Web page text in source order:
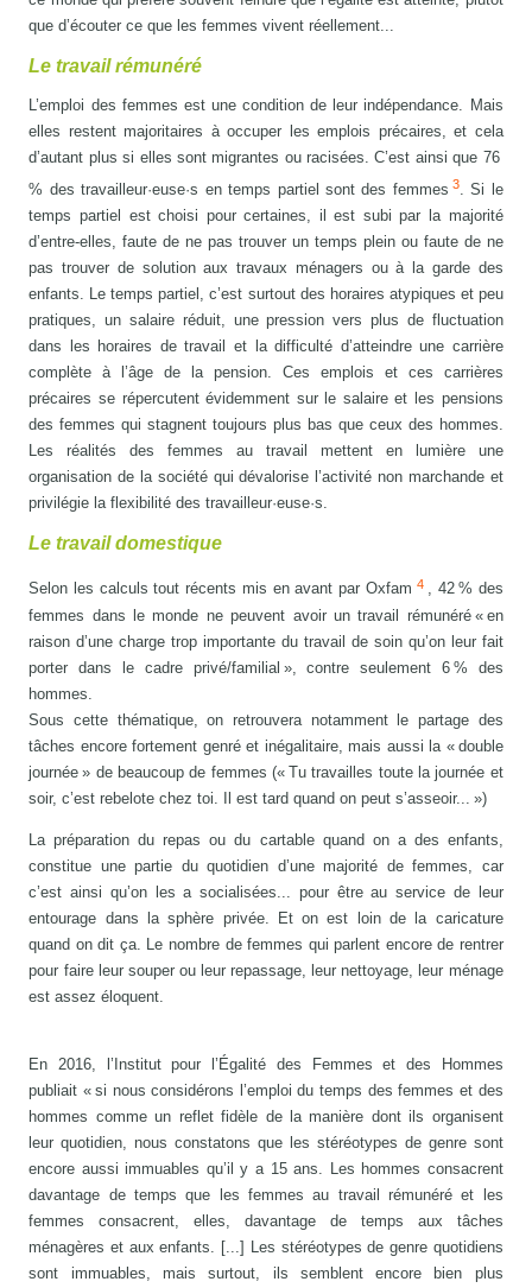
que d’écouter ce que les femmes vivent réellement...
Le travail rémunéré
L’emploi des femmes est une condition de leur indépendance. Mais
elles restent majoritaires à occuper les emplois précaires, et cela
d’autant plus si elles sont migrantes ou racisées. C’est ainsi que 76
% des travailleur·euse·s en temps partiel sont des femmes 3. Si le
temps partiel est choisi pour certaines, il est subi par la majorité
d’entre-elles, faute de ne pas trouver un temps plein ou faute de ne
pas trouver de solution aux travaux ménagers ou à la garde des
enfants. Le temps partiel, c’est surtout des horaires atypiques et peu
pratiques, un salaire réduit, une pression vers plus de fluctuation
dans les horaires de travail et la difficulté d’atteindre une carrière
complète à l’âge de la pension. Ces emplois et ces carrières
précaires se répercutent évidemment sur le salaire et les pensions
des femmes qui stagnent toujours plus bas que ceux des hommes.
Les réalités des femmes au travail mettent en lumière une
organisation de la société qui dévalorise l’activité non marchande et
privilégie la flexibilité des travailleur·euse·s.
Le travail domestique
Selon les calculs tout récents mis en avant par Oxfam4 , 42 % des
femmes dans le monde ne peuvent avoir un travail rémunéré « en
raison d’une charge trop importante du travail de soin qu’on leur fait
porter dans le cadre privé/familial », contre seulement 6 % des
hommes.
Sous cette thématique, on retrouvera notamment le partage des
tâches encore fortement genré et inégalitaire, mais aussi la « double
journée » de beaucoup de femmes (« Tu travailles toute la journée et
soir, c’est rebelote chez toi. Il est tard quand on peut s’asseoir... »)
La préparation du repas ou du cartable quand on a des enfants,
constitue une partie du quotidien d’une majorité de femmes, car
c’est ainsi qu’on les a socialisées... pour être au service de leur
entourage dans la sphère privée. Et on est loin de la caricature
quand on dit ça. Le nombre de femmes qui parlent encore de rentrer
pour faire leur souper ou leur repassage, leur nettoyage, leur ménage
est assez éloquent.
En 2016, l’Institut pour l’Égalité des Femmes et des Hommes
publiait « si nous considérons l’emploi du temps des femmes et des
hommes comme un reflet fidèle de la manière dont ils organisent
leur quotidien, nous constatons que les stéréotypes de genre sont
encore aussi immuables qu’il y a 15 ans. Les hommes consacrent
davantage de temps que les femmes au travail rémunéré et les
femmes consacrent, elles, davantage de temps aux tâches
ménagères et aux enfants. [...] Les stéréotypes de genre quotidiens
sont immuables, mais surtout, ils semblent encore bien plus